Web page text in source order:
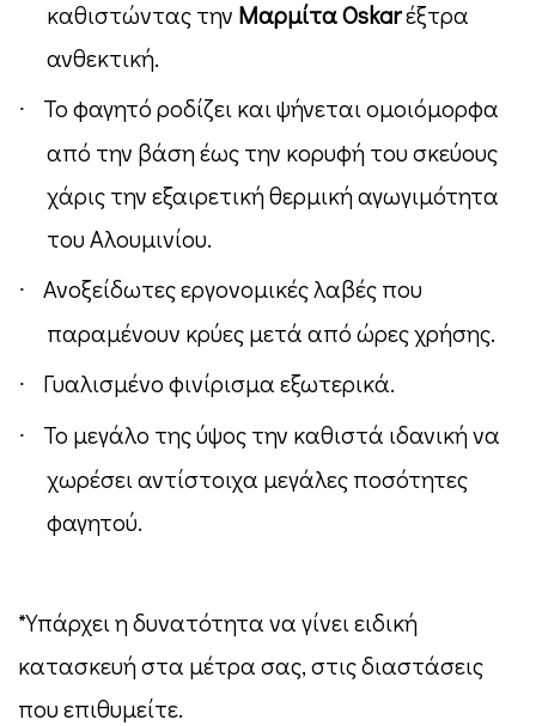
καθιστώντας την ΜαρμίταOskarέξτρα
ανθεκτική.
·
Το φαγητό ροδίζει και ψήνεται ομοιόμορφα
από την βάση έως την κορυφή του σκεύους
χάρις την εξαιρετική θερμική αγωγιμότητα
του Αλουμινίου.
·
Ανοξείδωτες εργονομικές λαβές που
παραμένουν κρύες μετά από ώρες χρήσης.
· Γυαλισμένο φινίρισμα εξωτερικά.
· To μεγάλο της ύψος την καθιστά ιδανική να
χωρέσει αντίστοιχα μεγάλες ποσότητες
φαγητού.
*Υπάρχει η δυνατότητα να γίνει ειδική
κατασκευή στα μέτρα σας, στις διαστάσεις
που επιθυμείτε.